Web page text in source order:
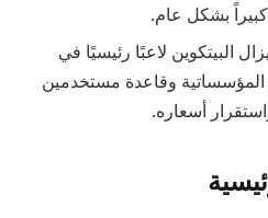
بشكل عام.
من عام 2025، لا يزال البيتكوين لاعبًا رئيسيًا في
المؤسساتية وقاعدة مستخدمين
أسعاره.